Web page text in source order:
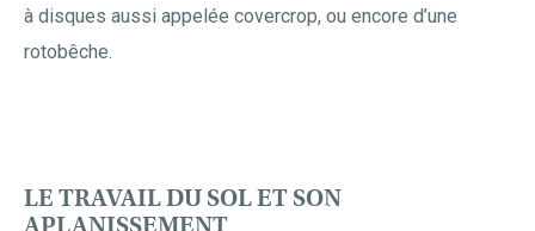
à disques aussi appelée covercrop, ou encore d’une
rotobêche.
LE TRAVAIL DU SOL ET SON